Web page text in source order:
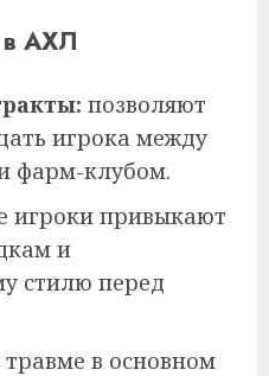
в АХЛ
позволяют
игрока между
фарм-клубом.
игроки привыкают
и
стилю перед
в основном